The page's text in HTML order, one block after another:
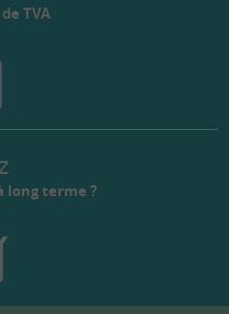
TVA
long terme ?